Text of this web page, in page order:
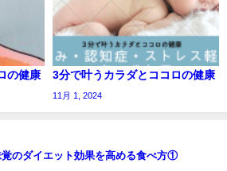
の健康 3分で叶うカラダとココロの健康
11月 1, 2024
覚のダイエット効果を高める食べ方①